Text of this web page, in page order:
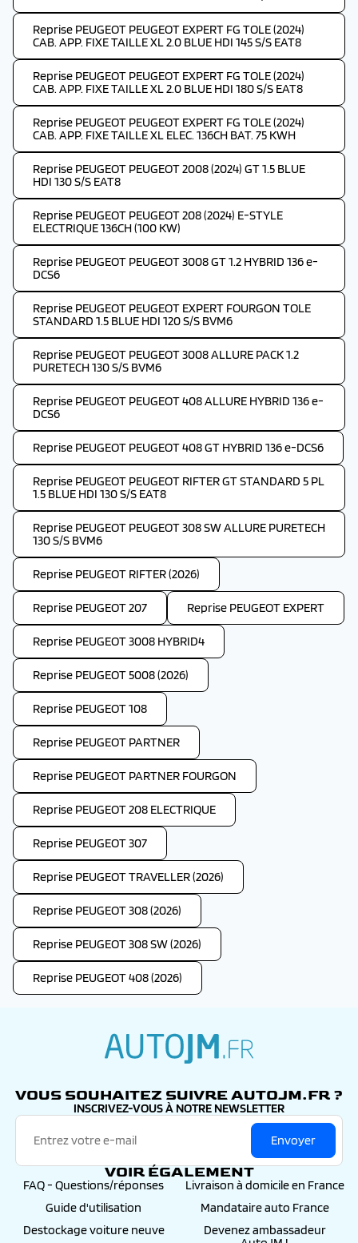
Reprise PEUGEOT PEUGEOT EXPERT FG TOLE (2024)
CAB. APP. FIXE TAILLE XL 2.0 BLUE HDI 145 S/S EAT8
Reprise PEUGEOT PEUGEOT EXPERT FG TOLE (2024)
CAB. APP. FIXE TAILLE XL 2.0 BLUE HDI 180 S/S EAT8
Reprise PEUGEOT PEUGEOT EXPERT FG TOLE (2024)
CAB. APP. FIXE TAILLE XL ELEC. 136CH BAT. 75 KWH
Reprise PEUGEOT PEUGEOT 2008 (2024) GT 1.5 BLUE
HDI 130 S/S EAT8
Reprise PEUGEOT PEUGEOT 208 (2024) E-STYLE
ELECTRIQUE 136CH (100 KW)
Reprise PEUGEOT PEUGEOT 3008 GT 1.2 HYBRID 136 e-
DCS6
Reprise PEUGEOT PEUGEOT EXPERT FOURGON TOLE
STANDARD 1.5 BLUE HDI 120 S/S BVM6
Reprise PEUGEOT PEUGEOT 3008 ALLURE PACK 1.2
PURETECH 130 S/S BVM6
Reprise PEUGEOT PEUGEOT 408 ALLURE HYBRID 136 e-
DCS6
Reprise PEUGEOT PEUGEOT 408 GT HYBRID 136 e-DCS6
Reprise PEUGEOT PEUGEOT RIFTER GT STANDARD 5 PL
1.5 BLUE HDI 130 S/S EAT8
Reprise PEUGEOT PEUGEOT 308 SW ALLURE PURETECH
130 S/S BVM6
Reprise PEUGEOT RIFTER (2026)
Reprise PEUGEOT 207 Reprise PEUGEOT EXPERT
Reprise PEUGEOT 3008 HYBRID4
Reprise PEUGEOT 5008 (2026)
Reprise PEUGEOT 108
Reprise PEUGEOT PARTNER
Reprise PEUGEOT PARTNER FOURGON
Reprise PEUGEOT 208 ELECTRIQUE
Reprise PEUGEOT 307
Reprise PEUGEOT TRAVELLER (2026)
Reprise PEUGEOT 308 (2026)
Reprise PEUGEOT 308 SW (2026)
Reprise PEUGEOT 408 (2026)
VOUS SOUHAITEZ SUIVRE AUTOJM.FR ?
INSCRIVEZ-VOUS À NOTRE NEWSLETTER
Envoyer
VOIR ÉGALEMENT
FAQ - Questions/réponses
Livraison à domicile en France
Guide d'utilisation
Mandataire auto France
Destockage voiture neuve
Devenez ambassadeur